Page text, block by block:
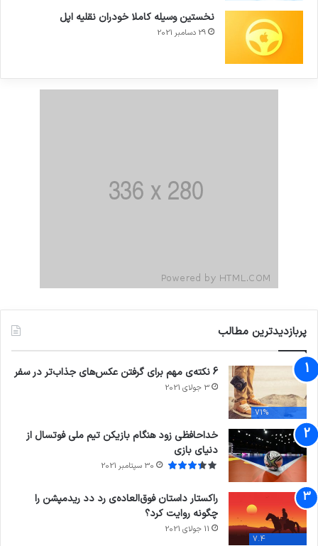
نخستین وسیله کاملا خودران نقلیه اپل
29 دسامبر 2021
پربازدیدترین مطالب
71%
6 نکته‌ی مهم برای گرفتن عکس‌های جذاب‌تر در سفر
3 جولای 2021
خداحافظی زود هنگام بازیکن تیم ملی فوتسال از
دنیای بازی
30 سپتامبر 2021
7.4
راکستار داستان فوق‌العاده‌ی رد دد ریدمپشن را
چگونه روایت کرد؟
11 جولای 2021